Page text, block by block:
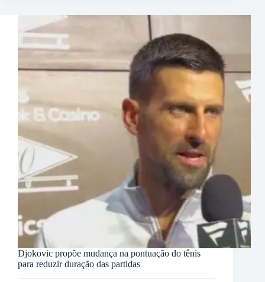
Djokovic propõe mudança na pontuação do tênis
para reduzir duração das partidas